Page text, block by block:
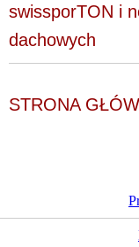
swissporTON i
dachowych
STRONA